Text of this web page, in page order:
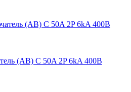
(АВ) C 50A 2P 6kA 400В